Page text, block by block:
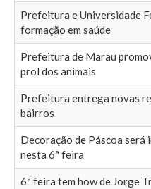
Prefeitura e Universidade
formação em saúde
Prefeitura de Marau
prol dos animais
Prefeitura entrega novas
bairros
Decoração de Páscoa será
nesta 6ª feira
6ª feira tem how de Jorge